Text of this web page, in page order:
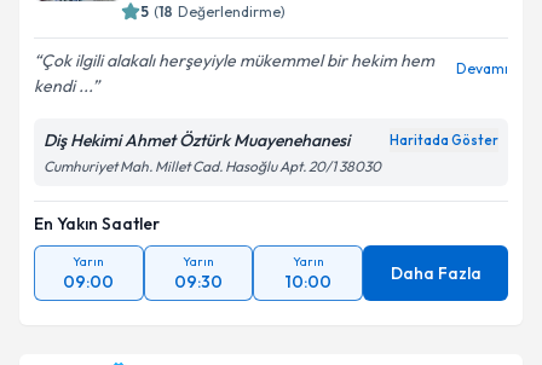
5 (18 Değerlendirme)
Çok ilgili alakalı herşeyiyle mükemmel bir hekim hem
kendi ...
Devamı
Diş Hekimi Ahmet Öztürk Muayenehanesi Haritada Göster
Cumhuriyet Mah. Millet Cad. Hasoğlu Apt. 20/1 38030
En Yakın Saatler
Yarın
09:00
Yarın
09:30
Yarın
10:00 Daha Fazla